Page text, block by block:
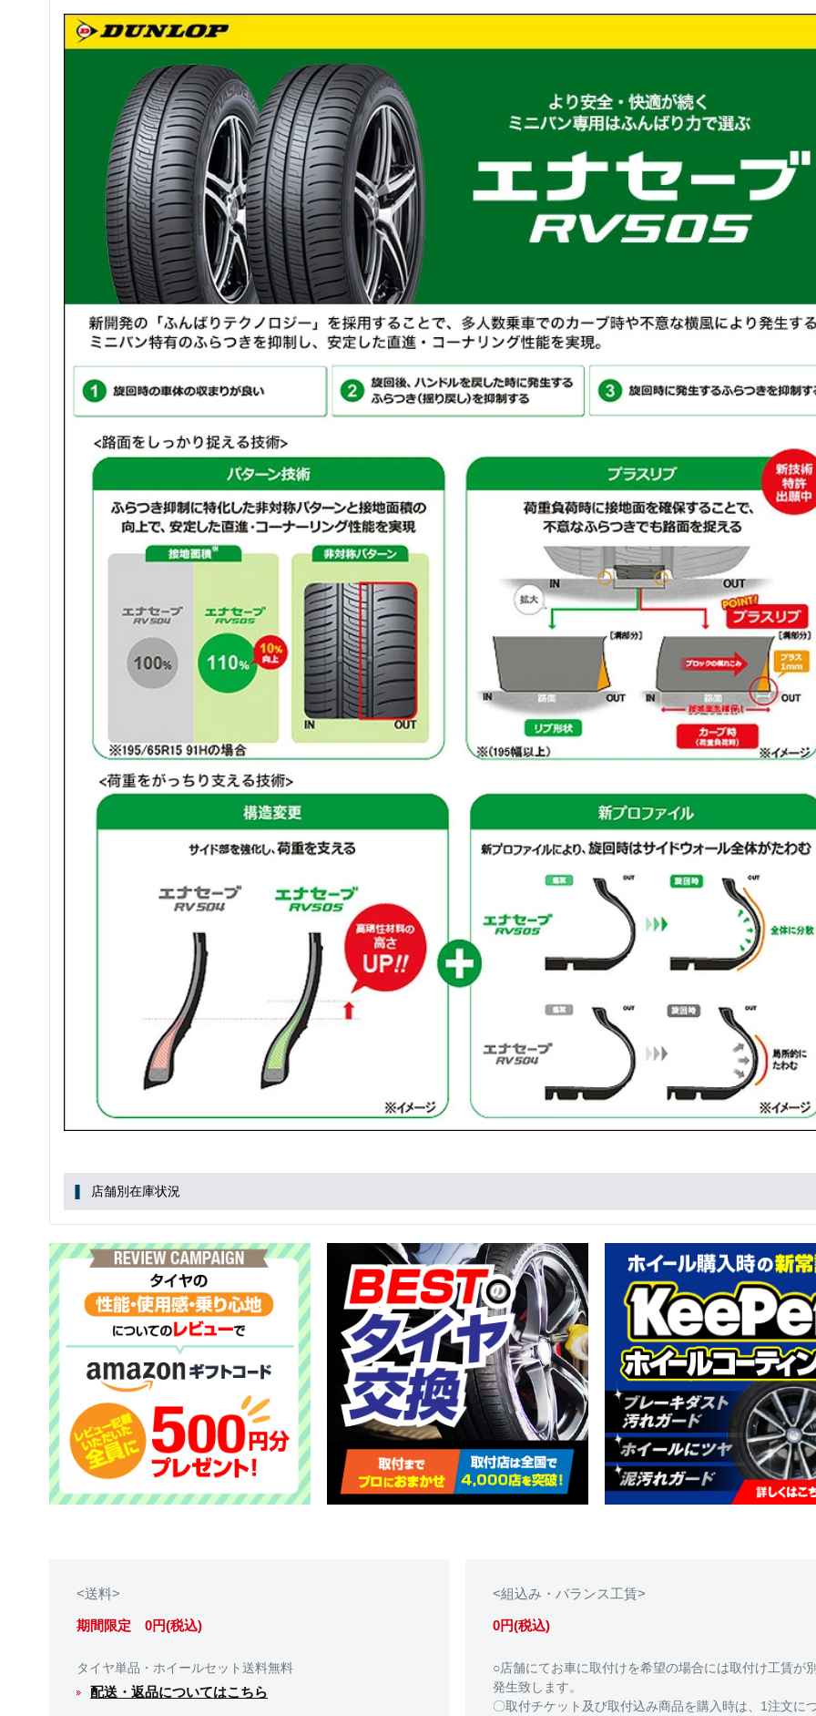
店舗別在庫状況
<送料>
期間限定 0円(税込)
タイヤ単品・ホイールセット送料無料
配送・返品についてはこちら
<組込み・バランス工賃>
0円(税込)
○店舗にてお車に取付けを希望の場合には取付け工賃が
発生致します。
〇取付チケット及び取付込み商品を購入時は、1注文に